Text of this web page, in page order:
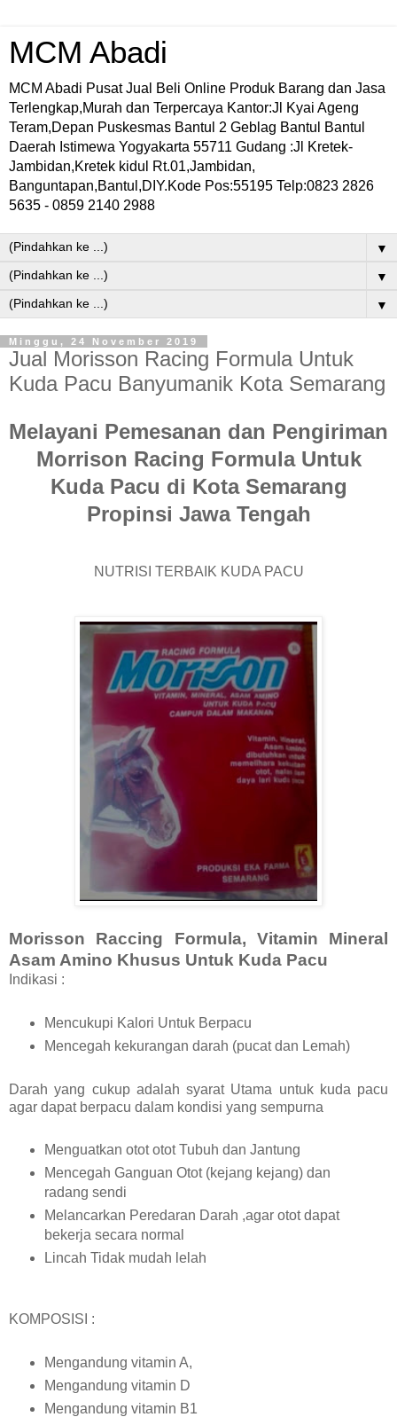
MCM Abadi
MCM Abadi Pusat Jual Beli Online Produk Barang dan Jasa
Terlengkap,Murah dan Terpercaya Kantor:Jl Kyai Ageng
Teram,Depan Puskesmas Bantul 2 Geblag Bantul Bantul
Daerah Istimewa Yogyakarta 55711 Gudang :Jl Kretek-
Jambidan,Kretek kidul Rt.01,Jambidan,
Banguntapan,Bantul,DIY.Kode Pos:55195 Telp:0823 2826
5635 - 0859 2140 2988
▼
▼
▼
Minggu, 24 November 2019
Jual Morisson Racing Formula Untuk
Kuda Pacu Banyumanik Kota Semarang
Melayani Pemesanan dan Pengiriman
Morrison Racing Formula Untuk
Kuda Pacu di Kota Semarang
Propinsi Jawa Tengah
NUTRISI TERBAIK KUDA PACU
Morisson Raccing Formula, Vitamin Mineral
Asam Amino Khusus Untuk Kuda Pacu
Indikasi :
Mencukupi Kalori Untuk Berpacu
Mencegah kekurangan darah (pucat dan Lemah)
Darah yang cukup adalah syarat Utama untuk kuda pacu
agar dapat berpacu dalam kondisi yang sempurna
Menguatkan otot otot Tubuh dan Jantung
Mencegah Ganguan Otot (kejang kejang) dan
radang sendi
Melancarkan Peredaran Darah ,agar otot dapat
bekerja secara normal
Lincah Tidak mudah lelah
KOMPOSISI :
Mengandung vitamin A,
Mengandung vitamin D
Mengandung vitamin B1